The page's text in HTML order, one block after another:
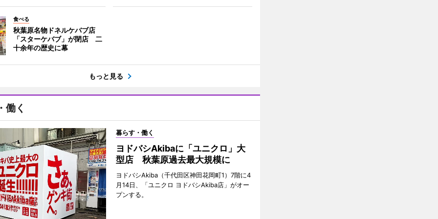
食べる
秋葉原名物ドネルケバブ店
「スターケバブ」が閉店 二
十余年の歴史に幕
もっと見る
働く
暮らす・働く
ヨドバシAkibaに「ユニクロ」大
型店 秋葉原過去最大規模に
ヨドバシAkiba（千代田区神田花岡町1）7階に4
月14日、「ユニクロ ヨドバシAkiba店」がオー
プンする。